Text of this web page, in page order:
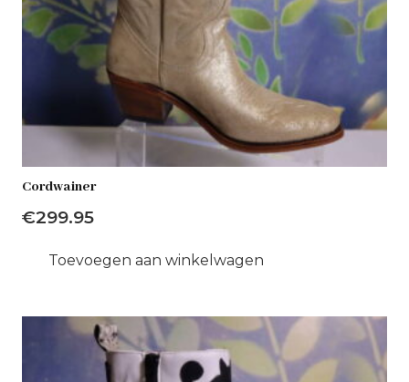
Cordwainer
€299.95
Toevoegen aan winkelwagen